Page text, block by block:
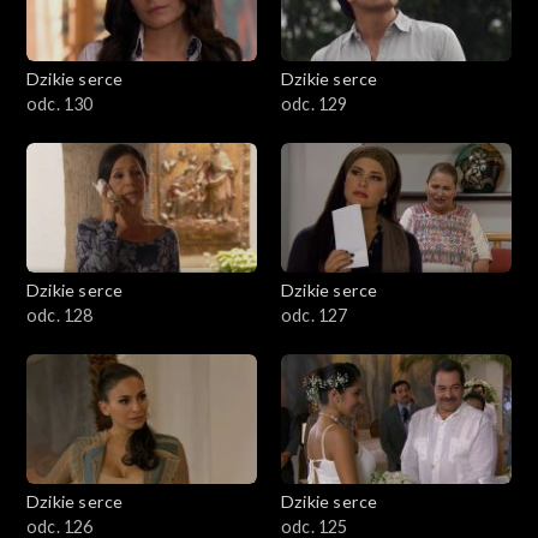
Dzikie serce
odc. 130
Dzikie serce
odc. 129
Dzikie serce
odc. 128
Dzikie serce
odc. 127
Dzikie serce
odc. 126
Dzikie serce
odc. 125